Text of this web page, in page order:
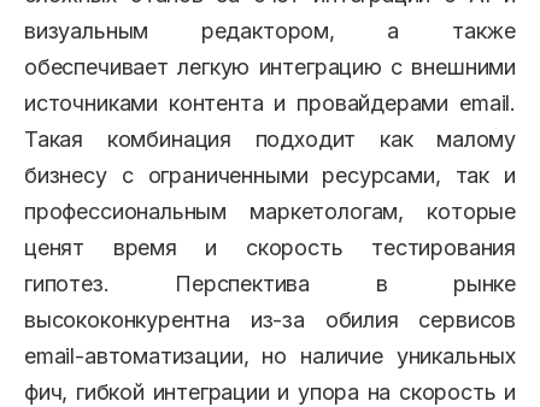
визуальным редактором, а также
обеспечивает легкую интеграцию с внешними
источниками контента и провайдерами email.
Такая комбинация подходит как малому
бизнесу с ограниченными ресурсами, так и
профессиональным маркетологам, которые
ценят время и скорость тестирования
гипотез. Перспектива в рынке
высококонкурентна из-за обилия сервисов
email-автоматизации, но наличие уникальных
фич, гибкой интеграции и упора на скорость и